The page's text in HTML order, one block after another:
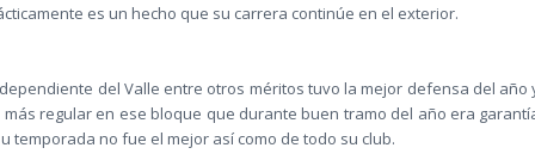
es un hecho que su carrera continúe en el exterior.
del Valle entre otros méritos tuvo la mejor defensa del año
regular en ese bloque que durante buen tramo del año era
temporada no fue el mejor así como de todo su club.